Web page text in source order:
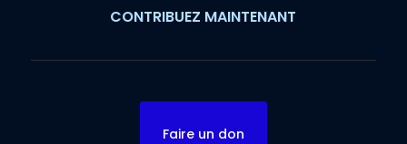
CONTRIBUEZ MAINTENANT
Faire un don